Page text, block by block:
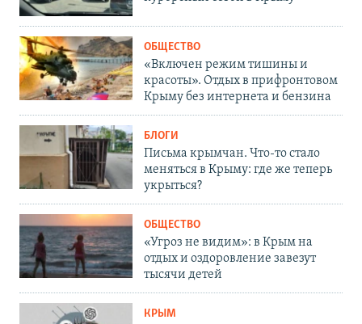
ОБЩЕСТВО
«Включен режим тишины и
красоты». Отдых в прифронтовом
Крыму без интернета и бензина
БЛОГИ
Письма крымчан. Что-то стало
меняться в Крыму: где же теперь
укрыться?
ОБЩЕСТВО
«Угроз не видим»: в Крым на
отдых и оздоровление завезут
тысячи детей
КРЫМ